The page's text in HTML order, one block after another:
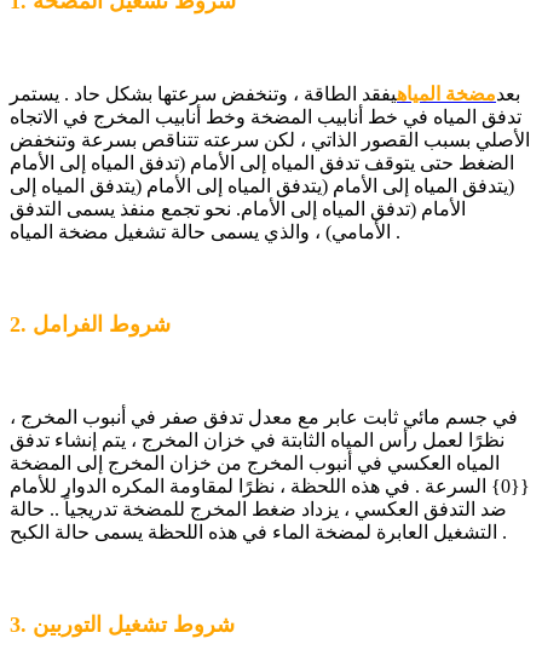
بعدمضخة المياهيفقد الطاقة ، وتنخفض سرعتها بشكل حاد . يستمر
تدفق المياه في خط أنابيب المضخة وخط أنابيب المخرج في الاتجاه
الأصلي بسبب القصور الذاتي ، لكن سرعته تتناقص بسرعة وتنخفض
الضغط حتى يتوقف تدفق المياه إلى الأمام (تدفق المياه إلى الأمام
(يتدفق المياه إلى الأمام (يتدفق المياه إلى الأمام (يتدفق المياه إلى
الأمام (تدفق المياه إلى الأمام. نحو تجمع منفذ يسمى التدفق
الأمامي) ، والذي يسمى حالة تشغيل مضخة المياه .
2. شروط الفرامل
في جسم مائي ثابت عابر مع معدل تدفق صفر في أنبوب المخرج ،
نظرًا لعمل رأس المياه الثابتة في خزان المخرج ، يتم إنشاء تدفق
المياه العكسي في أنبوب المخرج من خزان المخرج إلى المضخة
{{0} السرعة . في هذه اللحظة ، نظرًا لمقاومة المكره الدوار للأمام
ضد التدفق العكسي ، يزداد ضغط المخرج للمضخة تدريجياً .. حالة
التشغيل العابرة لمضخة الماء في هذه اللحظة يسمى حالة الكبح .
3. شروط تشغيل التوربين